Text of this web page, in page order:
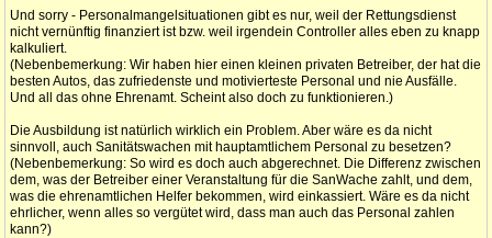
Und sorry - Personalmangelsituationen gibt es nur, weil der Rettungsdienst
nicht vernünftig finanziert ist bzw. weil irgendein Controller alles eben zu knapp
kalkuliert.
(Nebenbemerkung: Wir haben hier einen kleinen privaten Betreiber, der hat die
besten Autos, das zufriedenste und motivierteste Personal und nie Ausfälle.
Und all das ohne Ehrenamt. Scheint also doch zu funktionieren.)
Die Ausbildung ist natürlich wirklich ein Problem. Aber wäre es da nicht
sinnvoll, auch Sanitätswachen mit hauptamtlichem Personal zu besetzen?
(Nebenbemerkung: So wird es doch auch abgerechnet. Die Differenz zwischen
dem, was der Betreiber einer Veranstaltung für die SanWache zahlt, und dem,
was die ehrenamtlichen Helfer bekommen, wird einkassiert. Wäre es da nicht
ehrlicher, wenn alles so vergütet wird, dass man auch das Personal zahlen
kann?)